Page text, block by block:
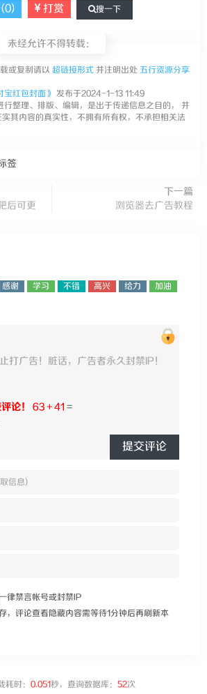
0) 打赏 搜一下
未经允许不得转载：
或复制请以 超链接形式 并注明出处 五行资源分享
宝红包封面》 发布于2024-1-13 11:49
行整理、排版、编辑，是出于传递信息之目的， 并
其内容的真实性，不拥有所有权，不承担相关法
签
后可更
下一篇
浏览器去广告教程
感谢 学习 不错 高兴 给力
加油
论！ 63 + 41 =
提交评论
律禁言帐号或封禁IP
，评论查看隐藏内容需等待1分钟后再刷新本
耗时： 0.051秒，查询数据库： 52次